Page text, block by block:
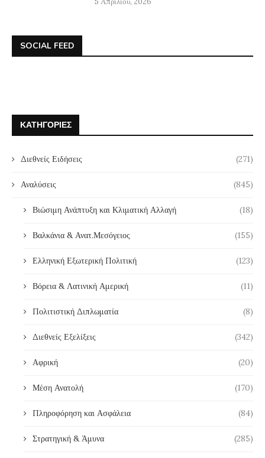
SOCIAL FEED
ΚΑΤΗΓΟΡΊΕΣ
Διεθνείς Ειδήσεις (271)
Αναλύσεις (845)
Βιώσιμη Ανάπτυξη και Κλιματική Αλλαγή (18)
Βαλκάνια & Ανατ.Μεσόγειος (155)
Ελληνική Εξωτερική Πολιτική (123)
Βόρεια & Λατινική Αμερική (11)
Πολιτιστική Διπλωματία (8)
Διεθνείς Εξελίξεις (342)
Αφρική (20)
Μέση Ανατολή (170)
Πληροφόρηση και Ασφάλεια (84)
Στρατηγική & Άμυνα (285)